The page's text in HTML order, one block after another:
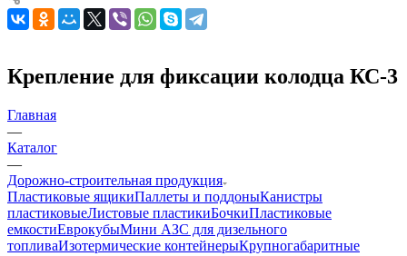
Крепление для фиксации колодца КС-3
Главная
—
Каталог
—
Дорожно-строительная продукция
Пластиковые ящикиПаллеты и поддоныКанистры
пластиковыеЛистовые пластикиБочкиПластиковые
емкостиЕврокубыМини АЗС для дизельного
топливаИзотермические контейнерыКрупногабаритные